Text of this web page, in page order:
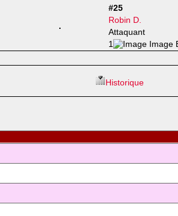
#25
Robin D.
Attaquant
1
Historique